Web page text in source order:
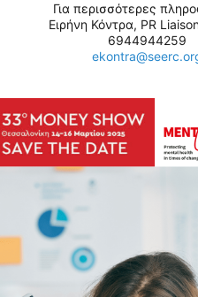
Για περισσότερες
Ειρήνη Κόντρα, PR
6944944259